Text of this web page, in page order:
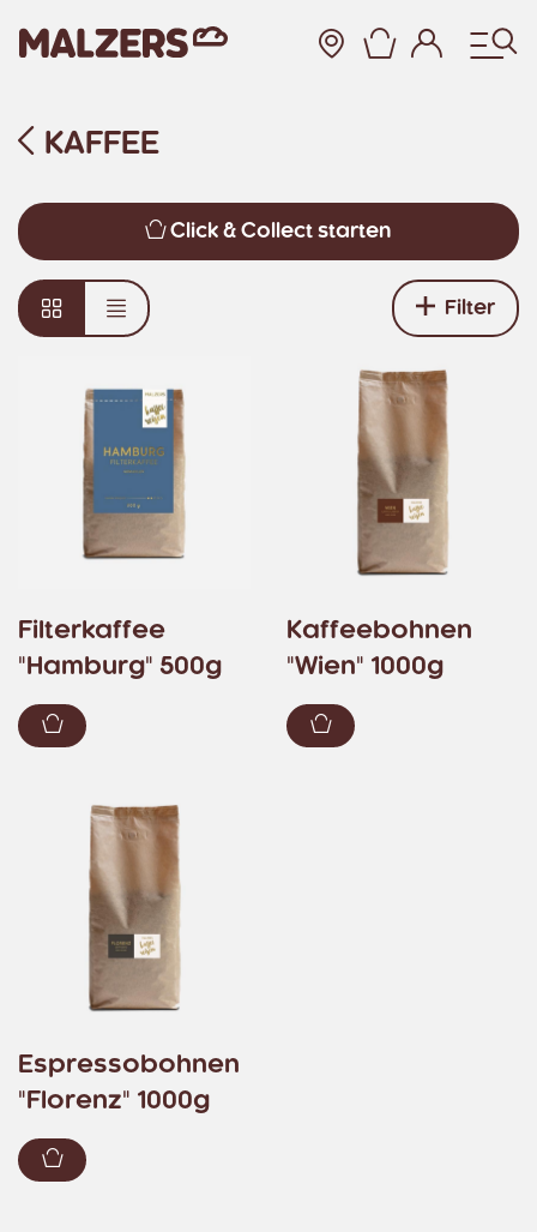
Zum Hauptinhalt
KAFFEE
Click & Collect starten
Filter
Filterkaffee
"Hamburg" 500g
Zum Warenkorb hinzufügen
Kaffeebohnen
"Wien" 1000g
Zum Warenkorb
Espressobohnen
"Florenz" 1000g
Zum Warenkorb hinzufügen